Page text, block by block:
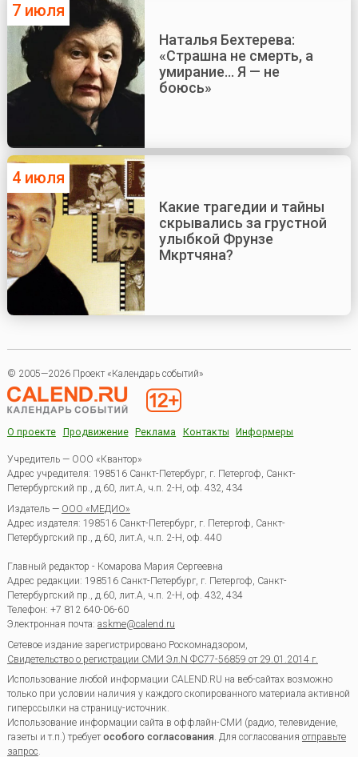
7 июля
Наталья Бехтерева:
«Страшна не смерть, а
умирание... Я — не
боюсь»
4 июля
Какие трагедии и тайны
скрывались за грустной
улыбкой Фрунзе
Мкртчяна?
© 2005—2026 Проект «Календарь событий»
О проекте Продвижение Реклама Контакты Информеры
Учредитель — ООО «Квантор»
Адрес учредителя: 198516 Санкт-Петербург, г. Петергоф, Санкт-
Петербургский пр., д.60, лит.А, ч.п. 2-Н, оф. 432, 434
Издатель — ООО «МЕДИО»
Адрес издателя: 198516 Санкт-Петербург, г. Петергоф, Санкт-
Петербургский пр., д.60, лит.А, ч.п. 2-Н, оф. 440
Главный редактор - Комарова Мария Сергеевна
Адрес редакции: 198516 Санкт-Петербург, г. Петергоф, Санкт-
Петербургский пр., д.60, лит.А, ч.п. 2-Н, оф. 432, 434
Телефон: +7 812 640-06-60
Электронная почта: askme@calend.ru
Сетевое издание зарегистрировано Роскомнадзором,
Свидетельство о регистрации СМИ Эл.N ФС77-56859 от 29.01.2014 г.
Использование любой информации CALEND.RU на веб-сайтах возможно
только при условии наличия у каждого скопированного материала активной
гиперссылки на страницу-источник.
Использование информации сайта в оффлайн-СМИ (радио, телевидение,
газеты и т.п.) требуетособого согласования. Для согласования отправьте
запрос.